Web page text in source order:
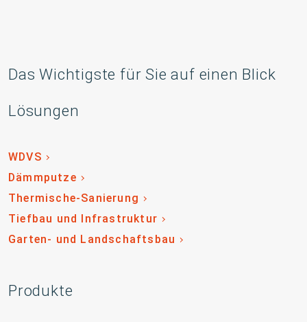
Das Wichtigste für Sie auf einen Blick
Lösungen
WDVS
Dämmputze
Thermische-Sanierung
Tiefbau und Infrastruktur
Garten- und Landschaftsbau
Produkte